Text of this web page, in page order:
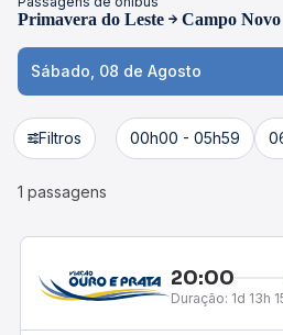
Primavera do Leste Campo Novo
Sábado, 08 de Agosto
Filtros 00h00 - 05h59
1 passagens
20:00
Duração: 1d 13h